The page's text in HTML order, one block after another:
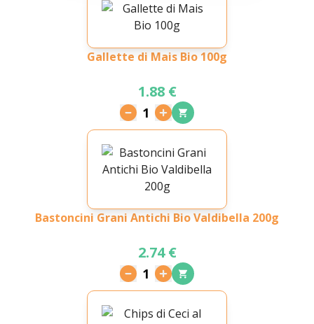
Gallette di Mais Bio 100g
1.88 €
1
Bastoncini Grani Antichi Bio Valdibella 200g
2.74 €
1